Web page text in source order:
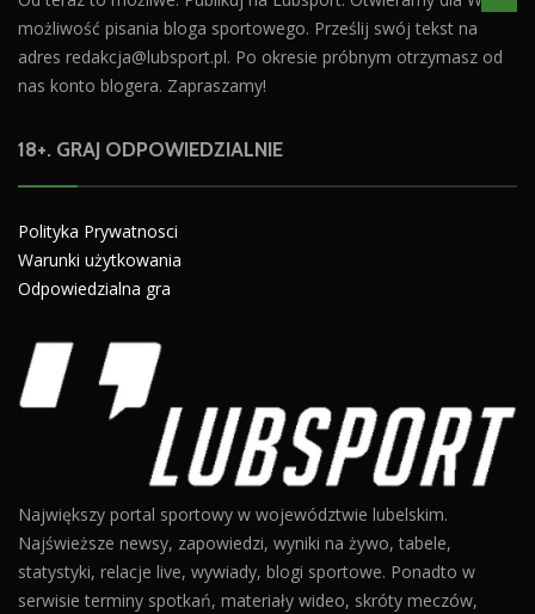
możliwość pisania bloga sportowego. Prześlij swój tekst na
adres redakcja@lubsport.pl. Po okresie próbnym otrzymasz od
nas konto blogera. Zapraszamy!
18+. GRAJ ODPOWIEDZIALNIE
Polityka Prywatnosci
Warunki użytkowania
Odpowiedzialna gra
Największy portal sportowy w województwie lubelskim.
Najświeższe newsy, zapowiedzi, wyniki na żywo, tabele,
statystyki, relacje live, wywiady, blogi sportowe. Ponadto w
serwisie terminy spotkań, materiały wideo, skróty meczów,